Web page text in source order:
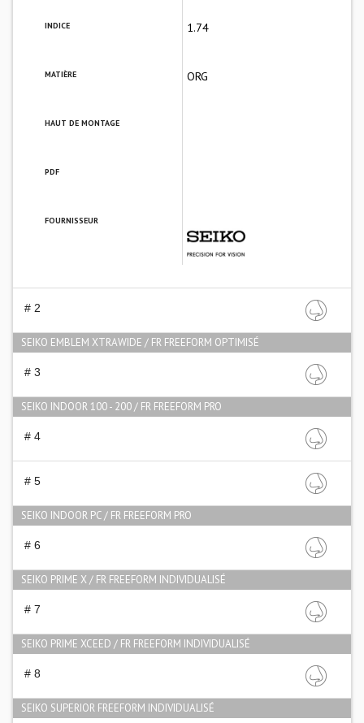
INDICE 1.74
MATIÈRE ORG
HAUT DE MONTAGE
PDF
FOURNISSEUR
# 2
SEIKO EMBLEM XTRAWIDE / FR FREEFORM OPTIMISÉ
# 3
SEIKO INDOOR 100 - 200 / FR FREEFORM PRO
# 4
# 5
SEIKO INDOOR PC / FR FREEFORM PRO
# 6
SEIKO PRIME X / FR FREEFORM INDIVIDUALISÉ
# 7
SEIKO PRIME XCEED / FR FREEFORM INDIVIDUALISÉ
# 8
SEIKO SUPERIOR FREEFORM INDIVIDUALISÉ